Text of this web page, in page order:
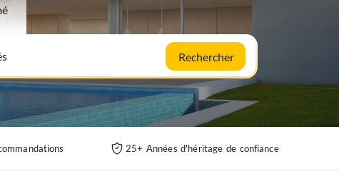
Rechercher
25+ Années d'héritage de confiance